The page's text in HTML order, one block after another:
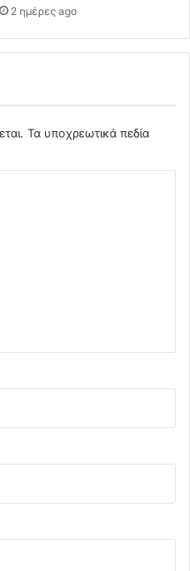
2 ημέρες ago
Τα υποχρεωτικά πεδία